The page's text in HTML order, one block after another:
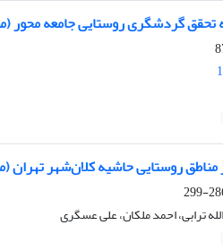
گردشگری روستایی جامعه محور
روستایی حاشیه کلان‌شهر تهران
ترابی، احمد ملکان، علی عسگری